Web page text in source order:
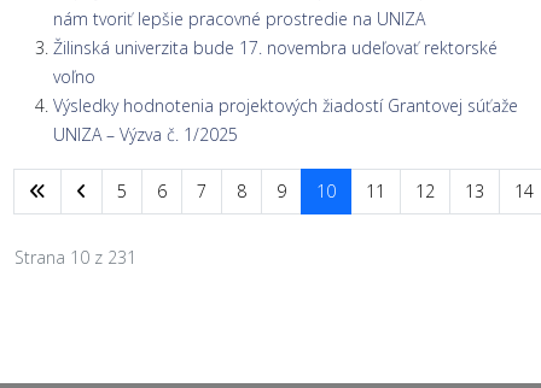
nám tvoriť lepšie pracovné prostredie na UNIZA
Žilinská univerzita bude 17. novembra udeľovať rektorské
voľno
Výsledky hodnotenia projektových žiadostí Grantovej súťaže
UNIZA – Výzva č. 1/2025
5 6 7 8 9 10 11 12 13 14
Strana 10 z 231